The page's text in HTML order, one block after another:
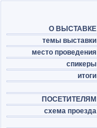
О ВЫСТАВКЕ
темы выставки
место проведения
спикеры
итоги
ПОСЕТИТЕЛЯМ
схема проезда